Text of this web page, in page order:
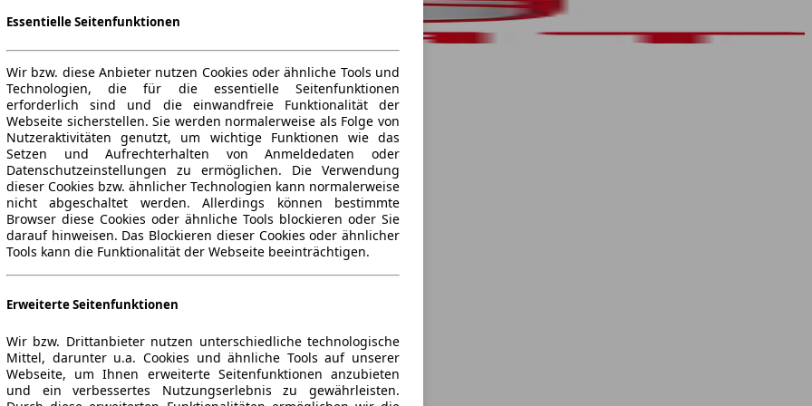
Essentielle Seitenfunktionen
Wir bzw. diese Anbieter nutzen Cookies oder ähnliche Tools und
Technologien, die für die essentielle Seitenfunktionen
erforderlich sind und die einwandfreie Funktionalität der
Webseite sicherstellen. Sie werden normalerweise als Folge von
Nutzeraktivitäten genutzt, um wichtige Funktionen wie das
Setzen und Aufrechterhalten von Anmeldedaten oder
Datenschutzeinstellungen zu ermöglichen. Die Verwendung
dieser Cookies bzw. ähnlicher Technologien kann normalerweise
nicht abgeschaltet werden. Allerdings können bestimmte
Browser diese Cookies oder ähnliche Tools blockieren oder Sie
darauf hinweisen. Das Blockieren dieser Cookies oder ähnlicher
Tools kann die Funktionalität der Webseite beeinträchtigen.
Erweiterte Seitenfunktionen
Wir bzw. Drittanbieter nutzen unterschiedliche technologische
Mittel, darunter u.a. Cookies und ähnliche Tools auf unserer
Webseite, um Ihnen erweiterte Seitenfunktionen anzubieten
und ein verbessertes Nutzungserlebnis zu gewährleisten.